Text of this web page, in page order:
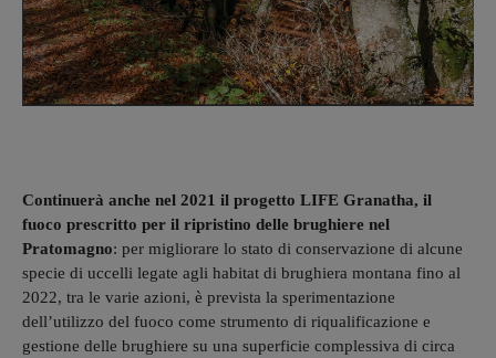
Continuerà anche nel 2021 il progetto LIFE Granatha, il
fuoco prescritto per il ripristino delle brughiere nel
Pratomagno: per migliorare lo stato di conservazione di alcune
specie di uccelli legate agli habitat di brughiera montana fino al
2022, tra le varie azioni, è prevista la sperimentazione
dell’utilizzo del fuoco come strumento di riqualificazione e
gestione delle brughiere su una superficie complessiva di circa